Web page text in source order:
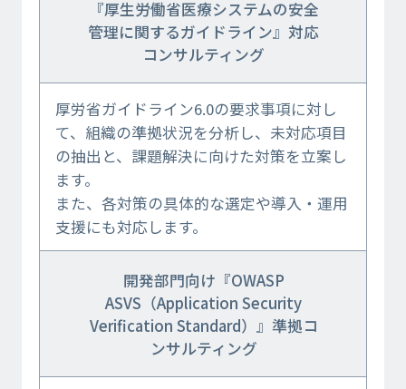
『厚生労働省医療システムの安全
管理に関するガイドライン』対応
コンサルティング
厚労省ガイドライン6.0の要求事項に対し
て、組織の準拠状況を分析し、未対応項目
の抽出と、課題解決に向けた対策を立案し
ます。
また、各対策の具体的な選定や導入・運用
支援にも対応します。
開発部門向け『OWASP
ASVS（Application Security
Verification Standard）』準拠コ
ンサルティング